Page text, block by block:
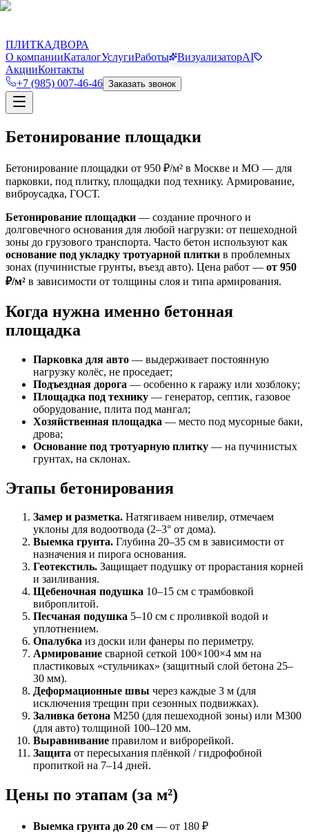
ПЛИТКАДВОРА
О компанииКаталогУслугиРаботы ВизуализаторAI
АкцииКонтакты
+7 (985) 007-46-46 Заказать звонок
Бетонирование площадки
Бетонирование площадки от 950 ₽/м² в Москве и МО — для
парковки, под плитку, площадки под технику. Армирование,
виброусадка, ГОСТ.
Бетонирование площадки — создание прочного и
долговечного основания для любой нагрузки: от пешеходной
зоны до грузового транспорта. Часто бетон используют как
основание под укладку тротуарной плитки в проблемных
зонах (пучинистые грунты, въезд авто). Цена работ — от 950
₽/м² в зависимости от толщины слоя и типа армирования.
Когда нужна именно бетонная
площадка
Парковка для авто — выдерживает постоянную
нагрузку колёс, не проседает;
Подъездная дорога — особенно к гаражу или хозблоку;
Площадка под технику — генератор, септик, газовое
оборудование, плита под мангал;
Хозяйственная площадка — место под мусорные баки,
дрова;
Основание под тротуарную плитку — на пучинистых
грунтах, на склонах.
Этапы бетонирования
Замер и разметка. Натягиваем нивелир, отмечаем
уклоны для водоотвода (2–3° от дома).
Выемка грунта. Глубина 20–35 см в зависимости от
назначения и пирога основания.
Геотекстиль. Защищает подушку от прорастания корней
и заиливания.
Щебеночная подушка 10–15 см с трамбовкой
виброплитой.
Песчаная подушка 5–10 см с проливкой водой и
уплотнением.
Опалубка из доски или фанеры по периметру.
Армирование сварной сеткой 100×100×4 мм на
пластиковых «стульчиках» (защитный слой бетона 25–
30 мм).
Деформационные швы через каждые 3 м (для
исключения трещин при сезонных подвижках).
Заливка бетона М250 (для пешеходной зоны) или М300
(для авто) толщиной 100–120 мм.
Выравнивание правилом и виброрейкой.
Защита от пересыхания плёнкой / гидрофобной
пропиткой на 7–14 дней.
Цены по этапам (за м²)
Выемка грунта до 20 см — от 180 ₽